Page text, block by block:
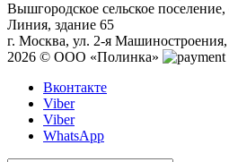
Вышгородское сельское
Линия, здание 65
г. Москва, ул. 2-я
2026 © ООО «Полинка»
Вконтакте
Viber
Viber
WhatsApp